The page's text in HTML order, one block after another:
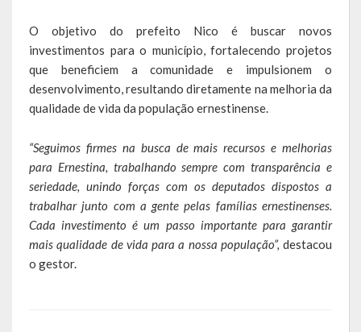
Obras e Viação
Saúde
Serviços Oferecidos pela Secretaria de Saúde
Serviços Urbanos
Legislação
ATOS NORMATIVOS
LEIS ORDINÁRIAS
O objetivo do prefeito Nico é buscar novos
investimentos para o município, fortalecendo projetos
que beneficiem a comunidade e impulsionem o
desenvolvimento, resultando diretamente na melhoria da
qualidade de vida da população ernestinense.
“Seguimos firmes na busca de mais recursos e melhorias
para Ernestina, trabalhando sempre com transparência e
seriedade, unindo forças com os deputados dispostos a
trabalhar junto com a gente pelas famílias ernestinenses.
Cada investimento é um passo importante para garantir
mais qualidade de vida para a nossa população”, destacou
o gestor.